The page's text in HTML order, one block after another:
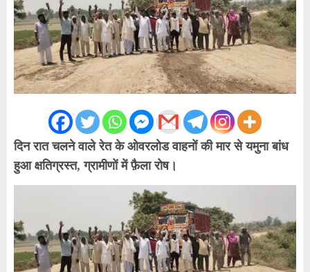
दिन रात चलने वाले रेत के ओवरलोड वाहनों की मार से यमुना बांध
हुआ क्षतिग्रस्त, ग्रामीणों में फ़ैला रोष।